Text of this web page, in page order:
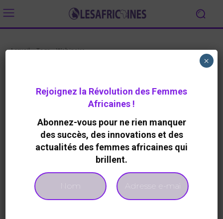
Accueil Tags Webinaire
Aucun article à afficher
- Advertisement -
Rejoignez la Révolution des Femmes
Africaines !
Abonnez-vous pour ne rien manquer
des succès, des innovations et des
actualités des femmes africaines qui
brillent.
×